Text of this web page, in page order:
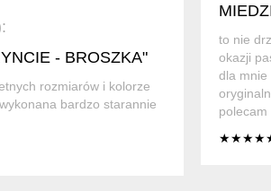
to nie
okazji
dla mnie
polecam
★★★★★
- BROSZKA"
rozmiarów i kolorze
bardzo starannie